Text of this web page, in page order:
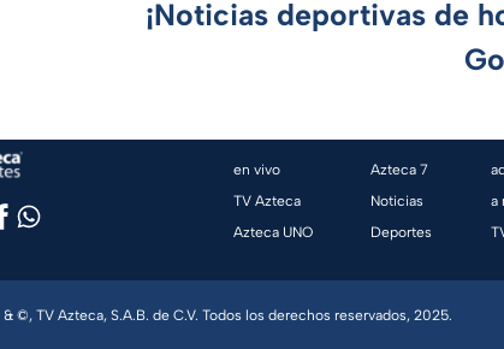
¡Noticias deportivas de
en vivo
TV Azteca
Azteca UNO
Azteca 7
Noticias
Deportes
a
& ©, TV Azteca, S.A.B. de C.V. Todos los derechos reservados, 2025.